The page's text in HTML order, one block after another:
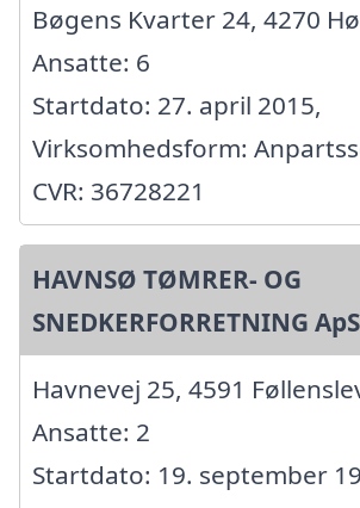
Bøgens Kvarter 24, 4270
Ansatte: 6
Startdato: 27. april 2015,
Virksomhedsform:
CVR: 36728221
HAVNSØ TØMRER- OG
SNEDKERFORRETNING ApS
Havnevej 25, 4591
Ansatte: 2
Startdato: 19. september